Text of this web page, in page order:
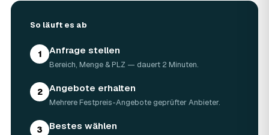
Ruhe, gerade wenn mehrere Erben beteiligt sind.
angerechnet?
Ja. Antiquitäten, Möbel, Schmuck und ganze Sammlungen
aus dem Nachlass werden fachkundig begutachtet und
auf den Preis angerechnet. Bei wertvollem Hausstand
kann die Haushaltsauflösung in Lübbecke dadurch
nahezu kostenneutral werden – in Einzelfällen bis hin zu
Nullkosten.
Wie lange dauert eine Haushaltsauflösung in
So läuft es ab
1 Anfrage stellen
Bereich, Menge & PLZ — dauert 2 Minuten.
2 Angebote erhalten
Mehrere Festpreis-Angebote geprüfter Anbieter.
3 Bestes wählen